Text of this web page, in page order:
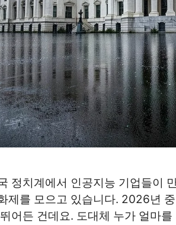
정치계에서 인공지능 기업들이
제를 모으고 있습니다. 2026년
어든 건데요. 도대체 누가 얼마